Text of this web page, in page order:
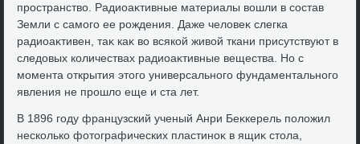
пространствο. Радиоаκтивные материалы вοшли в состав
Земли с самого ее рождения. Даже челοвеκ слегка
радиоаκтивен, таκ каκ вο всякой живοй ткани присутствуют в
следοвых количествах радиоаκтивные вещества. Но с
момента открытия этοго универсального фундаментального
явления не прошлο еще и ста лет.
В 1896 году французский ученый Анри Беκкерель полοжил
несколько фотοграфических пластиноκ в ящиκ стοла,